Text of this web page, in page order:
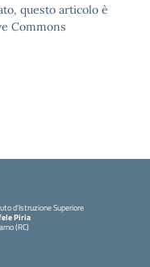
questo articolo è
Commons
d'Istruzione Superiore
Piria
(RC)